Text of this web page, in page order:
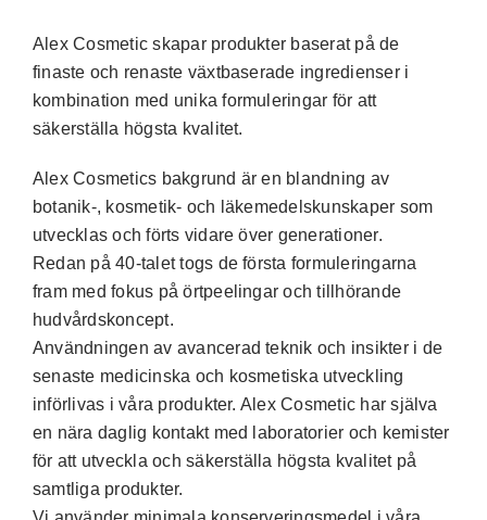
Alex Cosmetic skapar produkter baserat på de
finaste och renaste växtbaserade ingredienser i
kombination med unika formuleringar för att
säkerställa högsta kvalitet.
Alex Cosmetics bakgrund är en blandning av
botanik-, kosmetik- och läkemedelskunskaper som
utvecklas och förts vidare över generationer.
Redan på 40-talet togs de första formuleringarna
fram med fokus på örtpeelingar och tillhörande
hudvårdskoncept.
Användningen av avancerad teknik och insikter i de
senaste medicinska och kosmetiska utveckling
införlivas i våra produkter. Alex Cosmetic har själva
en nära daglig kontakt med laboratorier och kemister
för att utveckla och säkerställa högsta kvalitet på
samtliga produkter.